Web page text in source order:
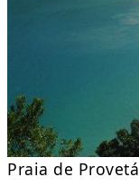
Praia de Provetá